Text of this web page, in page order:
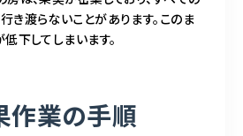
渡らないことがあります。このま
下してしまいます。
作業の手順